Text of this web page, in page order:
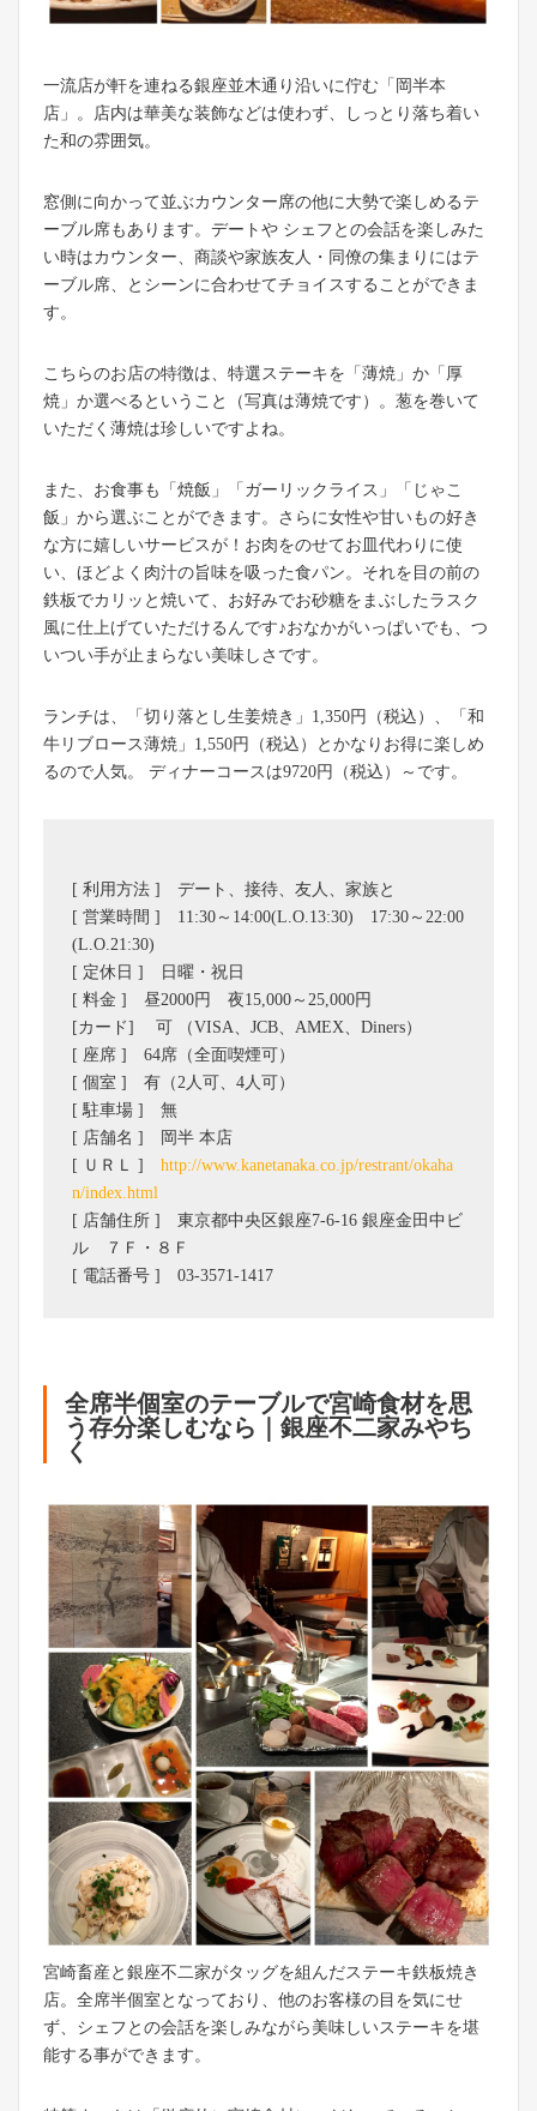
一流店が軒を連ねる銀座並木通り沿いに佇む「岡半本
店」。店内は華美な装飾などは使わず、しっとり落ち着い
た和の雰囲気。
窓側に向かって並ぶカウンター席の他に大勢で楽しめるテ
ーブル席もあります。デートや シェフとの会話を楽しみた
い時はカウンター、商談や家族友人・同僚の集まりにはテ
ーブル席、とシーンに合わせてチョイスすることができま
す。
こちらのお店の特徴は、特選ステーキを「薄焼」か「厚
焼」か選べるということ（写真は薄焼です）。葱を巻いて
いただく薄焼は珍しいですよね。
また、お食事も「焼飯」「ガーリックライス」「じゃこ
飯」から選ぶことができます。さらに女性や甘いもの好き
な方に嬉しいサービスが！お肉をのせてお皿代わりに使
い、ほどよく肉汁の旨味を吸った食パン。それを目の前の
鉄板でカリッと焼いて、お好みでお砂糖をまぶしたラスク
風に仕上げていただけるんです♪おなかがいっぱいでも、つ
いつい手が止まらない美味しさです。
ランチは、「切り落とし生姜焼き」1,350円（税込）、「和
牛リブロース薄焼」1,550円（税込）とかなりお得に楽しめ
るので人気。 ディナーコースは9720円（税込）～です。
[ 利用方法 ] デート、接待、友人、家族と
[ 営業時間 ] 11:30～14:00(L.O.13:30) 17:30～22:00
(L.O.21:30)
[ 定休日 ] 日曜・祝日
[ 料金 ] 昼2000円 夜15,000～25,000円
[カード] 可 （VISA、JCB、AMEX、Diners）
[ 座席 ] 64席（全面喫煙可）
[ 個室 ] 有（2人可、4人可）
[ 駐車場 ] 無
[ 店舗名 ] 岡半 本店
[ ＵＲＬ ] http://www.kanetanaka.co.jp/restrant/okaha
n/index.html
[ 店舗住所 ] 東京都中央区銀座7-6-16 銀座金田中ビ
ル ７Ｆ・８Ｆ
[ 電話番号 ] 03-3571-1417
全席半個室のテーブルで宮崎食材を思
う存分楽しむなら｜銀座不二家みやち
く
宮崎畜産と銀座不二家がタッグを組んだステーキ鉄板焼き
店。全席半個室となっており、他のお客様の目を気にせ
ず、シェフとの会話を楽しみながら美味しいステーキを堪
能する事ができます。